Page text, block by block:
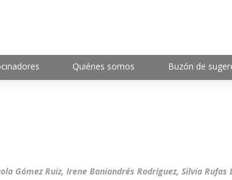
Quiénes somos Buzón de
Gómez Ruiz, Irene Baniandrés Rodríguez, Silvia Rufas